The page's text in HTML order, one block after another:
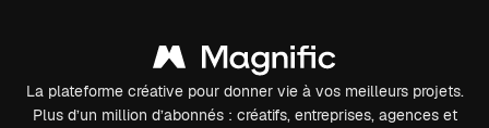
La plateforme créative pour donner vie à vos meilleurs projets.
Plus d’un million d’abonnés : créatifs, entreprises, agences et